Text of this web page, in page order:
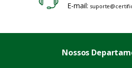
E-mail:
Nossos